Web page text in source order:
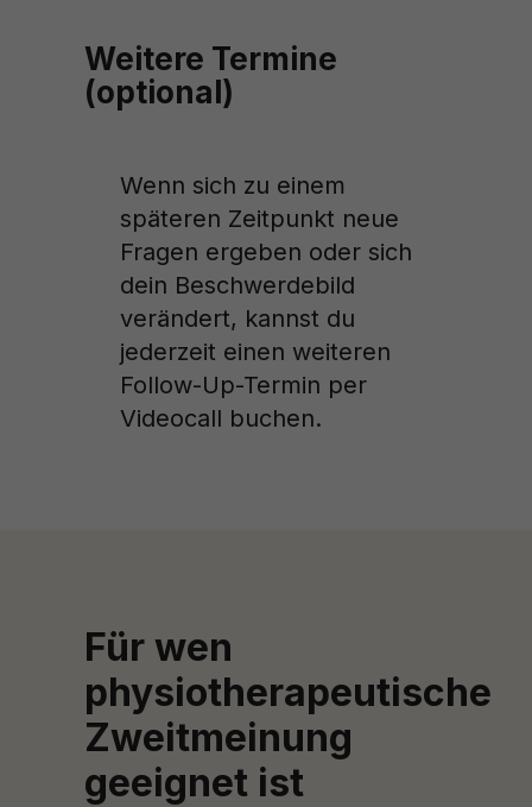
Weitere Termine
(optional)
Wenn sich zu einem
späteren Zeitpunkt neue
Fragen ergeben oder sich
dein Beschwerdebild
verändert, kannst du
jederzeit einen weiteren
Follow-Up-Termin per
Videocall buchen.
Für wen
physiotherapeutische
Zweitmeinung
geeignet ist